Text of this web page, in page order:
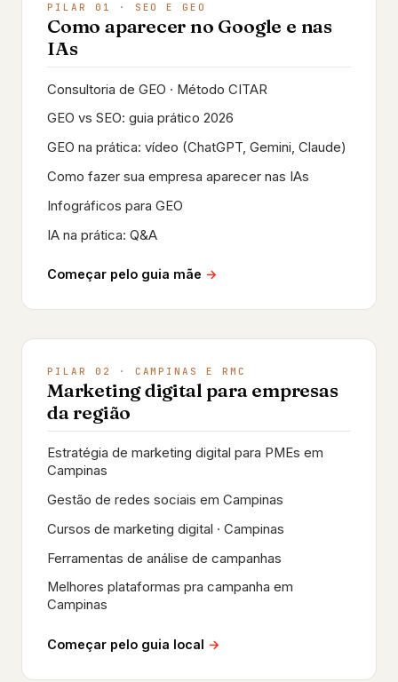
PILAR 01 · SEO E GEO
Como aparecer no Google e nas
IAs
Consultoria de GEO · Método CITAR
GEO vs SEO: guia prático 2026
GEO na prática: vídeo (ChatGPT, Gemini, Claude)
Como fazer sua empresa aparecer nas IAs
Infográficos para GEO
IA na prática: Q&A
Começar pelo guia mãe
PILAR 02 · CAMPINAS E RMC
Marketing digital para empresas
da região
Estratégia de marketing digital para PMEs em
Campinas
Gestão de redes sociais em Campinas
Cursos de marketing digital · Campinas
Ferramentas de análise de campanhas
Melhores plataformas pra campanha em
Campinas
Começar pelo guia local